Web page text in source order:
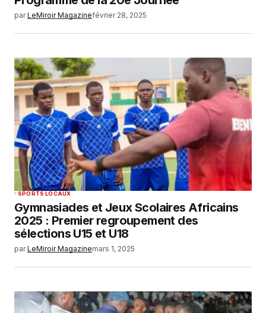
par LeMiroir Magazinefévrier 28, 2025
SPORTS LOCAUX
Gymnasiades et Jeux Scolaires Africains
2025 : Premier regroupement des
sélections U15 et U18
par LeMiroir Magazinemars 1, 2025